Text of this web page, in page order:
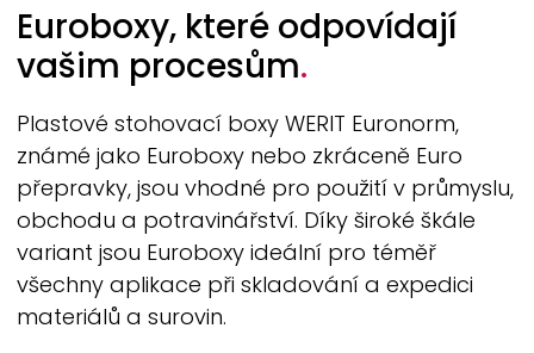
Breadcrumb
Euroboxy, které odpovídají
vašim procesům.
Plastové stohovací boxyWERIT Euronorm,
známé jako Euroboxy nebo zkráceně Euro
přepravky, jsou vhodné pro použití v průmyslu,
obchodu a potravinářství. Díky široké škále
variant jsou Euroboxy ideální pro téměř
všechny aplikace při skladování a expedici
materiálů a surovin.